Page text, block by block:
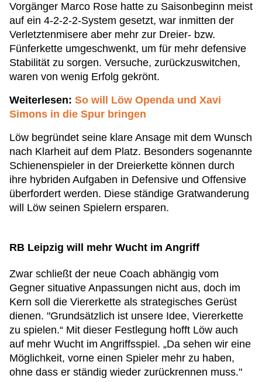
Vorgänger Marco Rose hatte zu Saisonbeginn meist
auf ein 4-2-2-2-System gesetzt, war inmitten der
Verletztenmisere aber mehr zur Dreier- bzw.
Fünferkette umgeschwenkt, um für mehr defensive
Stabilität zu sorgen. Versuche, zurückzuswitchen,
waren von wenig Erfolg gekrönt.
Weiterlesen: So will Löw Openda und Xavi
Simons in die Spur bringen
Löw begründet seine klare Ansage mit dem Wunsch
nach Klarheit auf dem Platz. Besonders sogenannte
Schienenspieler in der Dreierkette können durch
ihre hybriden Aufgaben in Defensive und Offensive
überfordert werden. Diese ständige Gratwanderung
will Löw seinen Spielern ersparen.
RB Leipzig will mehr Wucht im Angriff
Zwar schließt der neue Coach abhängig vom
Gegner situative Anpassungen nicht aus, doch im
Kern soll die Viererkette als strategisches Gerüst
dienen. "Grundsätzlich ist unsere Idee, Viererkette
zu spielen.“ Mit dieser Festlegung hofft Löw auch
auf mehr Wucht im Angriffsspiel. „Da sehen wir eine
Möglichkeit, vorne einen Spieler mehr zu haben,
ohne dass er ständig wieder zurückrennen muss."